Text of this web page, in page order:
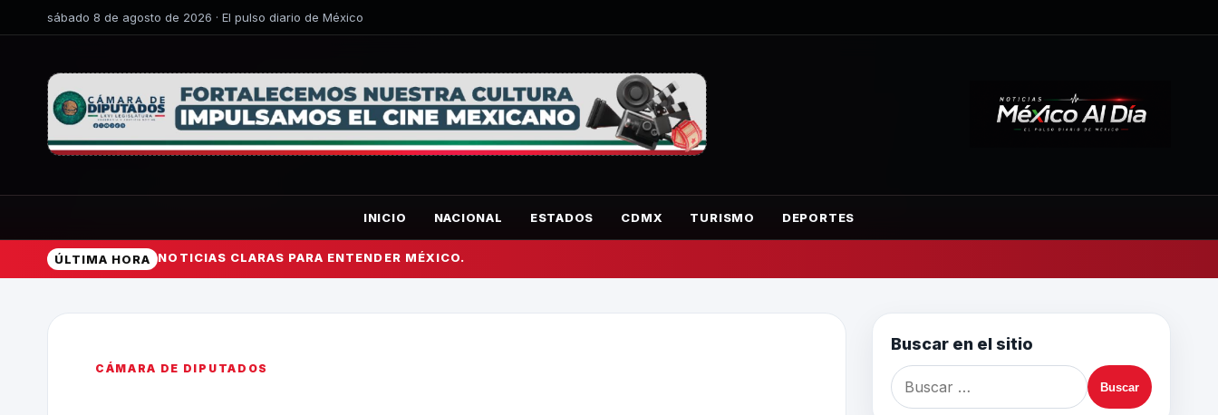
sábado 8 de agosto de 2026 · El pulso diario de México
INICIO NACIONAL ESTADOS CDMX TURISMO DEPORTES
ÚLTIMA HORA NOTICIAS CLARAS PARA ENTENDER MÉXICO.
CÁMARA DE DIPUTADOS
Buscar en el sitio